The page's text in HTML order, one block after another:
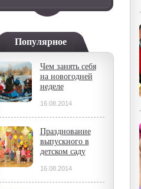
Популярное
Чем занять себя
на новогодней
неделе
16.08.2014
Празднование
выпускного в
детском саду
16.08.2014